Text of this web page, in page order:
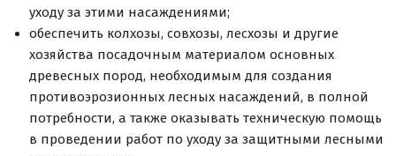
уходу за этими насаждениями;
обеспечить колхозы, совхозы, лесхозы и другие
хозяйства посадочным материалом основных
древесных пород, необходимым для создания
противоэрозионных лесных насаждений, в полной
потребности, а также оказывать техническую помощь
в проведении работ по уходу за защитными лесными